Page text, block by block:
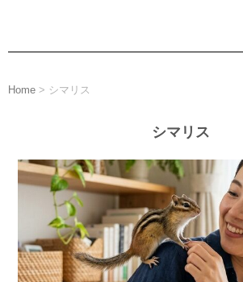
Home > シマリス
シマリス